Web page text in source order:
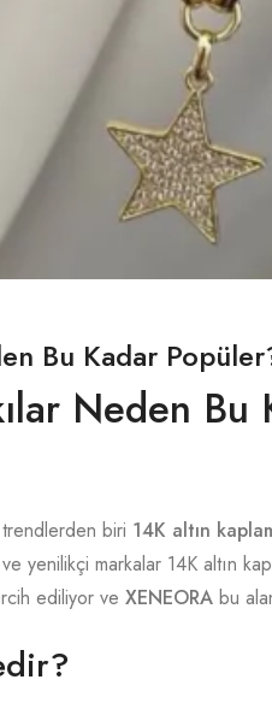
Bu Kadar
Neden
biri 14K altın
yenilikçi markalar 14K altın
ediliyor ve XENEORA bu